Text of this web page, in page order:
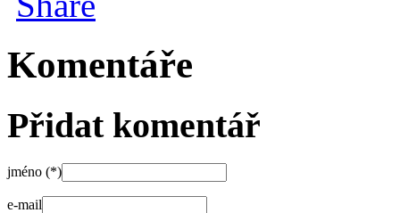
Komentáře
Přidat komentář
jméno (*)
e-mail